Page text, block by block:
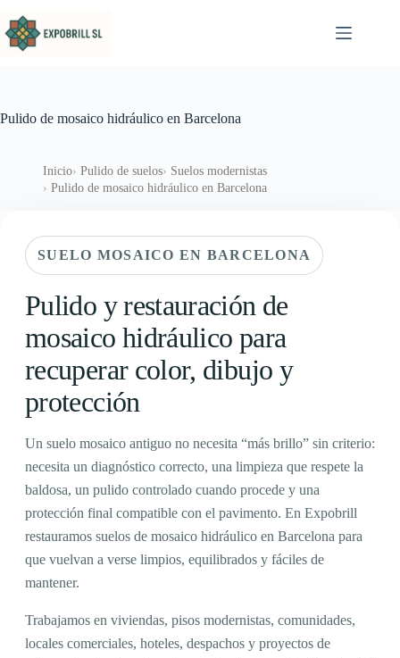
Pulido de mosaico hidráulico en Barcelona
Inicio Pulido de suelos
Suelos modernistas
Pulido de mosaico hidráulico en Barcelona
SUELO MOSAICO EN BARCELONA
Pulido y restauración de
mosaico hidráulico para
recuperar color, dibujo y
protección
Un suelo mosaico antiguo no necesita “más brillo” sin criterio:
necesita un diagnóstico correcto, una limpieza que respete la
baldosa, un pulido controlado cuando procede y una
protección final compatible con el pavimento. En Expobrill
restauramos suelos de mosaico hidráulico en Barcelona para
que vuelvan a verse limpios, equilibrados y fáciles de
mantener.
Trabajamos en viviendas, pisos modernistas, comunidades,
locales comerciales, hoteles, despachos y proyectos de